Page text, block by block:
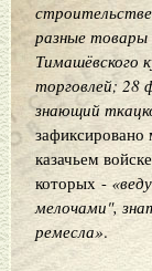
разные
Тимашёвского
торговлей; 28
знающий
зафиксировано
казачьем
которых -
мелочами",
ремесла».